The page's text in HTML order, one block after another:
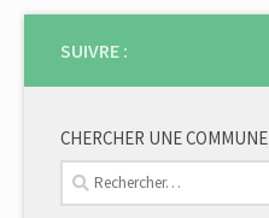
SUIVRE :
CHERCHER UNE COMMUNE
Rechercher :